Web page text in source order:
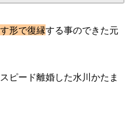
形で復縁する事のできた元
ピード離婚した水川かたま